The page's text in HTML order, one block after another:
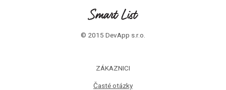
© 2015 DevApp s.r.o.
ZÁKAZNICI
Časté otázky